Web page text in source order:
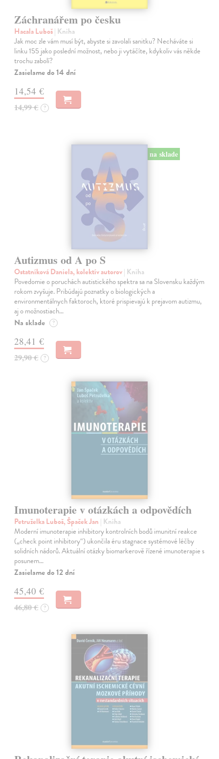
Záchranářem po česku
Hacala Luboš| Kniha
Jak moc zle vám musí být, abyste si zavolali sanitku? Necháváte si
linku 155 jako poslední možnost, nebo ji vytáčíte, kdykoliv vás někde
trochu zabolí?
Zasielame do 14 dní
14,54 €
14,99 € ?
na sklade
Autizmus od A po S
Ostatníková Daniela, kolektív autorov| Kniha
Povedomie o poruchách autistického spektra sa na Slovensku každým
rokom zvyšuje. Pribúdajú poznatky o biologických a
environmentálnych faktoroch, ktoré prispievajú k prejavom autizmu,
aj o možnostiach…
Na sklade ?
28,41 €
29,90 € ?
Imunoterapie v otázkách a odpovědích
Petruželka Luboš, Špaček Jan | Kniha
Moderní imunoterapie inhibitory kontrolních bodů imunitní reakce
(„check point inhibitory“) ukončila éru stagnace systémové léčby
solidních nádorů. Aktuální otázky biomarkerově řízené imunoterapie s
posunem…
Zasielame do 12 dní
45,40 €
46,80 € ?